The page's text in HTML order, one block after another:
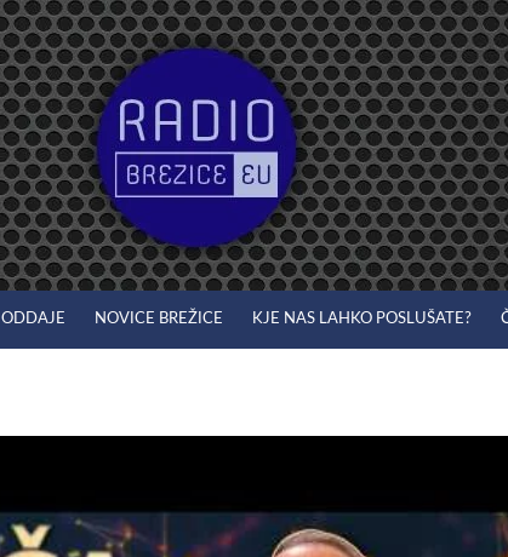
ODDAJE NOVICE BREŽICE KJE NAS LAHKO POSLUŠATE?